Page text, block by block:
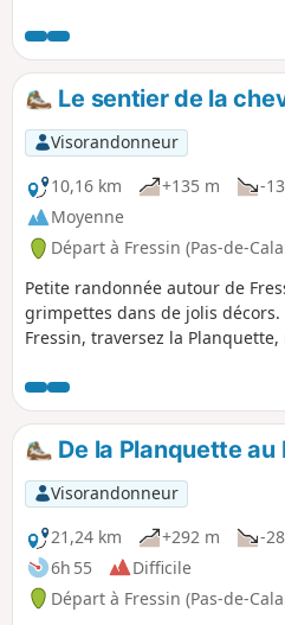
paysage fait vite oublier ce détail.
Le sentier de la
Visorandonneur
10,16 km
+135 m -
Moyenne
Départ à Fressin (Pas-de-
Petite randonnée autour de
grimpettes dans de jolis
Fressin, traversez la
château que vous contemplez
Sentier bien balisé Jaune.
inutile de retranscrire des
est important de les faire
De la Planquette au
Visorandonneur
21,24 km
+292 m
-
6h 55
Difficile
Départ à Fressin (Pas-de-